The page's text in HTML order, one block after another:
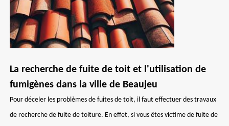
La recherche de fuite de toit et l'utilisation de
fumigènes dans la ville de Beaujeu
Pour déceler les problèmes de fuites de toit, il faut effectuer des travaux
de recherche de fuite de toiture. En effet, si vous êtes victime de fuite de